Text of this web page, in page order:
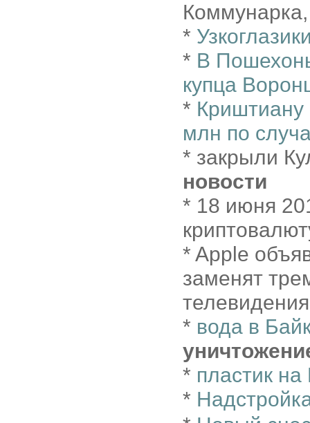
*
* В
купца
*
млн по
* закрыли
новости
* 18 июня
* Apple
заменят
* вода в
* пластик
*